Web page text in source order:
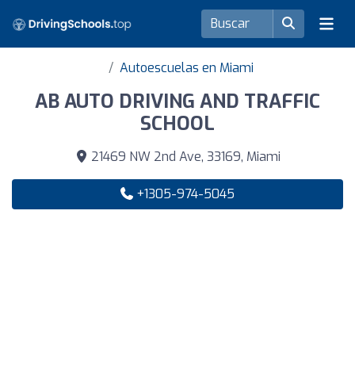
Autoescuelas en Miami
AB AUTO DRIVING AND TRAFFIC
SCHOOL
21469 NW 2nd Ave, 33169, Miami
+1305-974-5045